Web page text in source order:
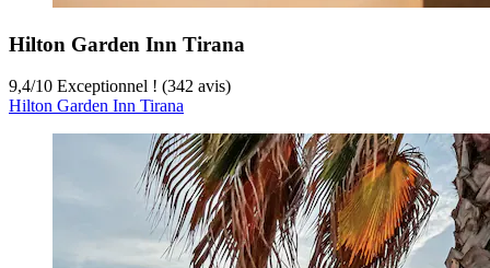
Hilton Garden Inn Tirana
9,4/10 Exceptionnel ! (342 avis)
Hilton Garden Inn Tirana